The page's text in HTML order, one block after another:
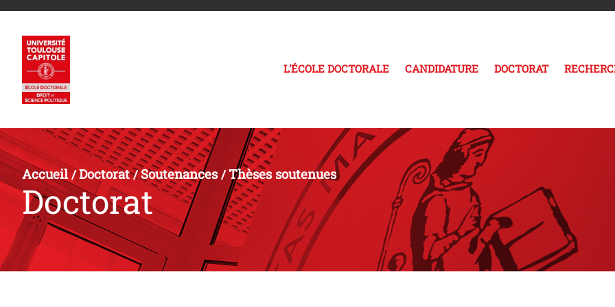
L'ÉCOLE DOCTORALE CANDIDATURE DOCTORAT
Accueil/Doctorat/Soutenances/Thèses soutenues
Doctorat